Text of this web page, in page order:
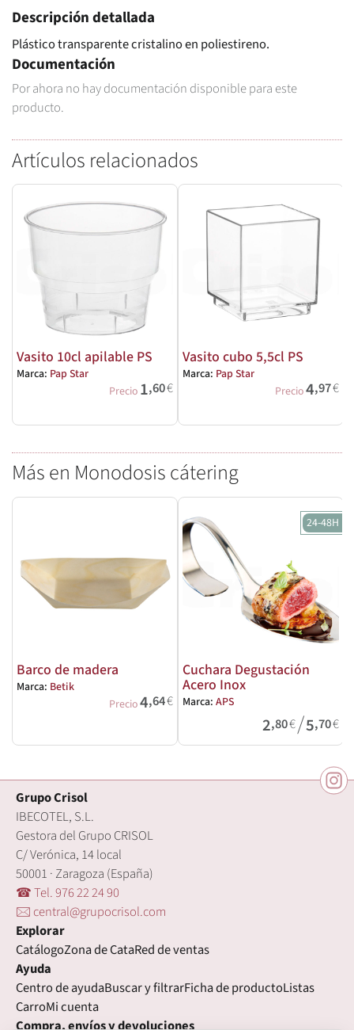
Descripción detallada
Plástico transparente cristalino en poliestireno.
Documentación
Por ahora no hay documentación disponible para este
producto.
Artículos relacionados
Vasito 10cl apilable PS
Marca: Pap Star
Precio 1,60€
Vasito cubo 5,5cl PS
Marca: Pap Star
Precio4,97€
Más en Monodosis cátering
Barco de madera
Marca: Betik
Precio4,64€
24-48H
Cuchara Degustación
Acero Inox
Marca: APS
2,80€/5,70€
Grupo Crisol
IBECOTEL, S.L.
Gestora del Grupo CRISOL
C/ Verónica, 14 local
50001 · Zaragoza (España)
☎ Tel. 976 22 24 90
🖂 central@grupocrisol.com
Explorar
CatálogoZona de CataRed de ventas
Ayuda
Centro de ayudaBuscar y filtrarFicha de productoListas
CarroMi cuenta